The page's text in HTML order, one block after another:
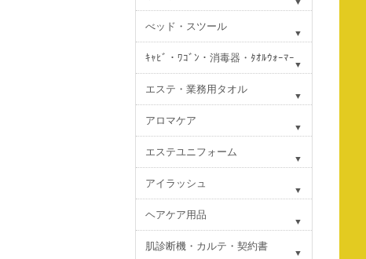
べッド・スツール
ｷｬﾋﾞ・ﾜｺﾞﾝ・消毒器・ﾀｵﾙｳｫｰﾏｰ
エステ・業務用タオル
アロマケア
エステユニフォーム
アイラッシュ
ヘアケア用品
肌診断機・カルテ・契約書